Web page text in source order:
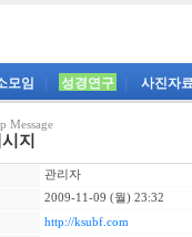
모임 성경연구 사진자
Message
지
관리자
2009-11-09 (월) 23:32
http://ksubf.com